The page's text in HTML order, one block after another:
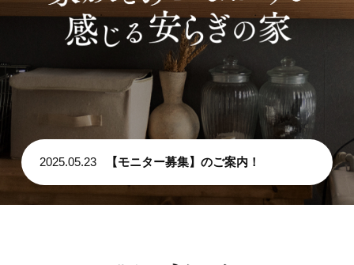
内装工事・各種リフォーム
よくあるご質問
プライバシーポリシー
2025.05.23 【モニター募集】のご案内！